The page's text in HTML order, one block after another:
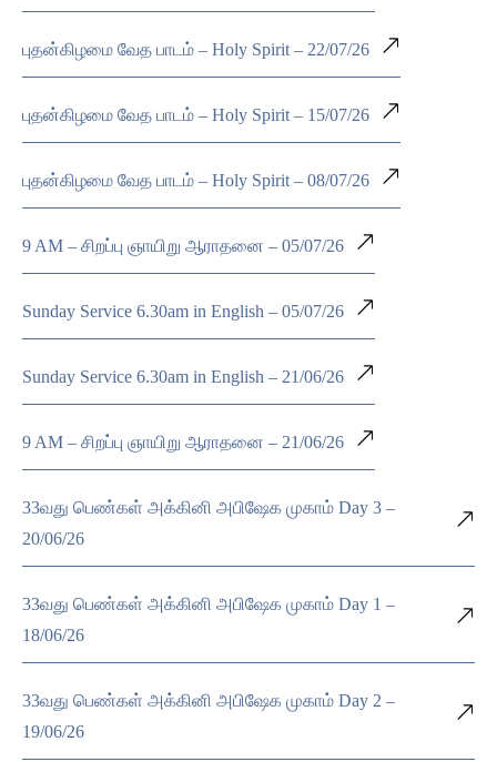
புதன்கிழமை வேத பாடம் – Holy Spirit – 22/07/26
புதன்கிழமை வேத பாடம் – Holy Spirit – 15/07/26
புதன்கிழமை வேத பாடம் – Holy Spirit – 08/07/26
9 AM – சிறப்பு ஞாயிறு ஆராதனை – 05/07/26
Sunday Service 6.30am in English – 05/07/26
Sunday Service 6.30am in English – 21/06/26
9 AM – சிறப்பு ஞாயிறு ஆராதனை – 21/06/26
33வது பெண்கள் அக்கினி அபிஷேக முகாம் Day 3 –
20/06/26
33வது பெண்கள் அக்கினி அபிஷேக முகாம் Day 1 –
18/06/26
33வது பெண்கள் அக்கினி அபிஷேக முகாம் Day 2 –
19/06/26